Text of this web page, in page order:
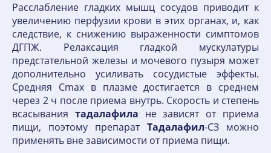
Расслабление гладких мышц сосудов приводит к
увеличению перфузии крови в этих органах, и, как
следствие, к снижению выраженности симптомов
ДГПЖ. Релаксация гладкой мускулатуры
предстательной железы и мочевого пузыря может
дополнительно усиливать сосудистые эффекты.
Средняя Сmax в плазме достигается в среднем
через 2 ч после приема внутрь. Скорость и степень
всасывания тадалафила не зависят от приема
пищи, поэтому препарат Тадалафил-СЗ можно
применять вне зависимости от приема пищи.